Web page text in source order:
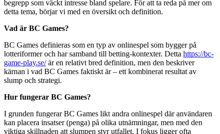
begrepp som väckt intresse bland spelare. För att ta reda på mer om
detta tema, börjar vi med en översikt och definition.
Vad är BC Games?
BC Games definieras som en typ av onlinespel som bygger på
lotteriformer och har samband till betting-kontexter. Detta https://bc-
game-play.se/är en relativt bred definition, men den beskriver
kärnan i vad BC Games faktiskt är – ett kombinerat resultat av
slump och strategi.
Hur fungerar BC Games?
I grunden fungerar BC Games likt andra onlinespel där användaren
kan placera insatser (penga) på olika utnämningar, men med den
viktiga skillnaden att slumpen styr utfallet. I fokus ligger ofta